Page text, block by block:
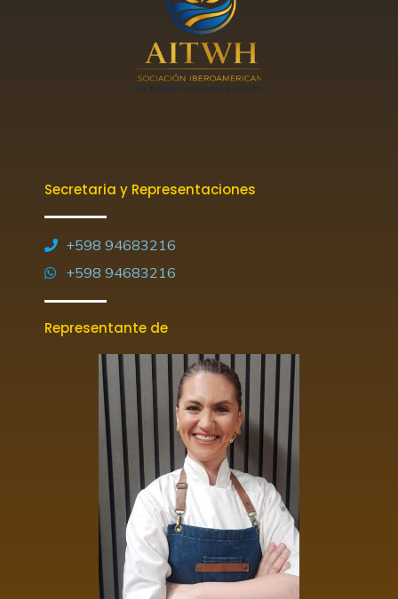
Secretaria y Representaciones
+598 94683216
+598 94683216
Representante de